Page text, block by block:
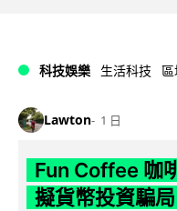
科技娛樂 生活科技 區
Lawton 1 日
Fun Coffee 咖
擬貨幣投資騙